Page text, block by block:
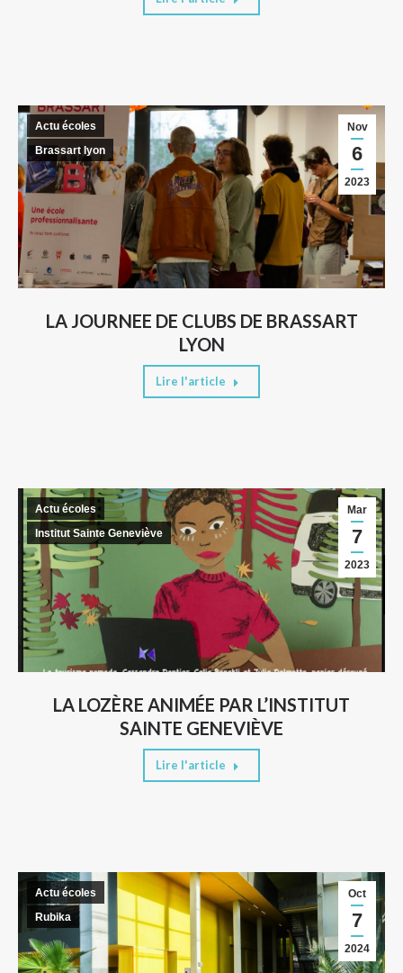
LA JOURNEE DE CLUBS DE BRASSART
LYON
Nov
6
2023
Actu écoles
Brassart lyon
Lire l'article
LA LOZÈRE ANIMÉE PAR L’INSTITUT
SAINTE GENEVIÈVE
Mar
7
2023
Actu écoles
Institut Sainte Geneviève
Lire l'article
Oct
7
2024
Actu écoles
Rubika